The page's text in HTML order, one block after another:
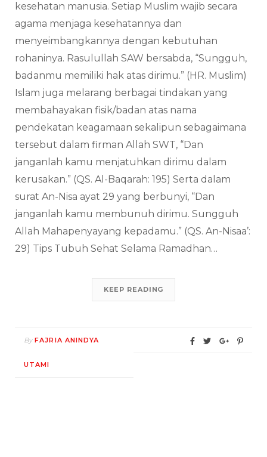
kesehatan manusia. Setiap Muslim wajib secara
agama menjaga kesehatannya dan
menyeimbangkannya dengan kebutuhan
rohaninya. Rasulullah SAW bersabda, “Sungguh,
badanmu memiliki hak atas dirimu.” (HR. Muslim)
Islam juga melarang berbagai tindakan yang
membahayakan fisik/badan atas nama
pendekatan keagamaan sekalipun sebagaimana
tersebut dalam firman Allah SWT, “Dan
janganlah kamu menjatuhkan dirimu dalam
kerusakan.” (QS. Al-Baqarah: 195) Serta dalam
surat An-Nisa ayat 29 yang berbunyi, “Dan
janganlah kamu membunuh dirimu. Sungguh
Allah Mahapenyayang kepadamu.” (QS. An-Nisaa’:
29) Tips Tubuh Sehat Selama Ramadhan…
KEEP READING
By FAJRIA ANINDYA
UTAMI